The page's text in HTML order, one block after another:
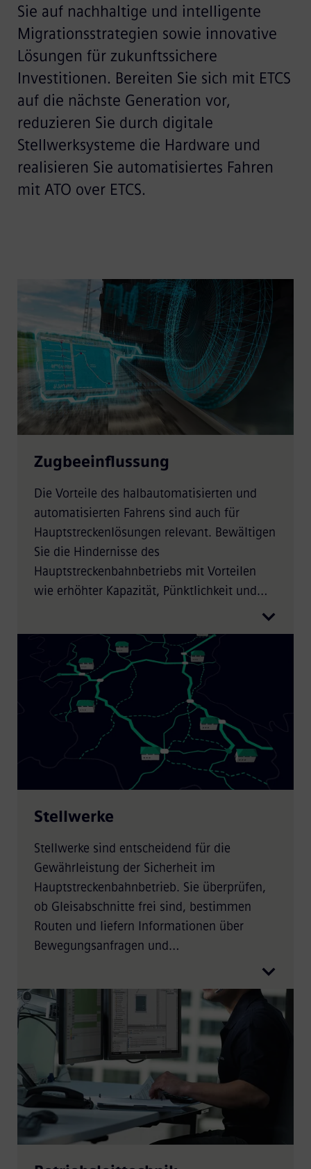
Sie auf nachhaltige und intelligente
Migrationsstrategien sowie innovative
Lösungen für zukunftssichere
Investitionen. Bereiten Sie sich mit ETCS
auf die nächste Generation vor,
reduzieren Sie durch digitale
Stellwerksysteme die Hardware und
realisieren Sie automatisiertes Fahren
mit ATO over ETCS.
Zugbeeinflussung
Die Vorteile des halbautomatisierten und
automatisierten Fahrens sind auch für
Hauptstreckenlösungen relevant. Bewältigen
Sie die Hindernisse des
Hauptstreckenbahnbetriebs mit Vorteilen
wie erhöhter Kapazität, Pünktlichkeit und
Stellwerke
Stellwerke sind entscheidend für die
Gewährleistung der Sicherheit im
Hauptstreckenbahnbetrieb. Sie überprüfen,
ob Gleisabschnitte frei sind, bestimmen
Routen und liefern Informationen über
Bewegungsanfragen und